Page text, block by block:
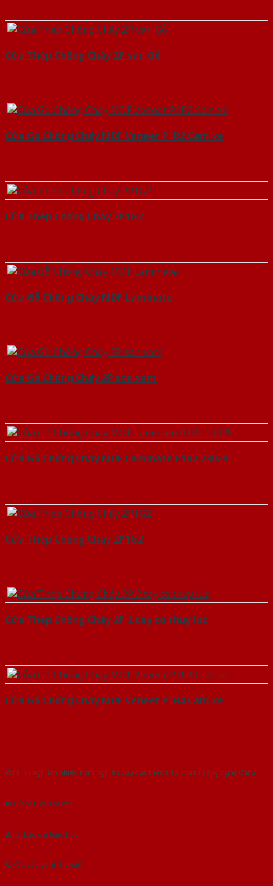
Cửa Thép Chống Cháy 2P van Gỗ
Cửa Gỗ Chống Cháy MDF Veneer P1R2 Cam xe
Cửa Thép Chống Cháy 2P1G2
Cửa Gỗ Chống Cháy MDF Laminate
Cửa Gỗ Chống Cháy 2P son xam
Cửa Gỗ Chống Cháy MDF Laminate P1R2 23029
Cửa Thép Chống Cháy 2P1G2
Cửa Thép Chống Cháy 2P 2 tay co thuy luc
Cửa Gỗ Chống Cháy MDF Veneer P1R4 Cam xe
Với kinh nghiệm nhiêu năm nghiên cứu cửa theo tiêu chuẩn công nghệ Châu
Gửi yêu cầu tư vấn
Tải báo giá tổng hợp
Yêu cầu gọi lại (3 phút)